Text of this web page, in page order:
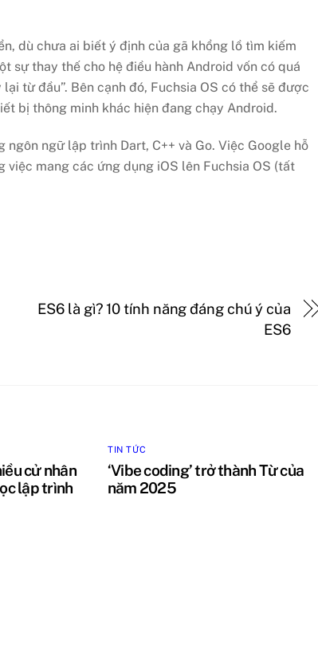
dù chưa ai biết ý định của gã khổng lồ tìm kiếm
sự thay thế cho hệ điều hành Android vốn có quá
từ đầu”. Bên cạnh đó, Fuchsia OS có thể sẽ được
bị thông minh khác hiện đang chạy Android.
ngữ lập trình Dart, C++ và Go. Việc Google hỗ
mang các ứng dụng iOS lên Fuchsia OS (tất
ES6 là gì? 10 tính năng đáng chú ý của
ES6
cử nhân
lập trình
TIN TỨC
‘Vibe coding’ trở thành Từ của
năm 2025